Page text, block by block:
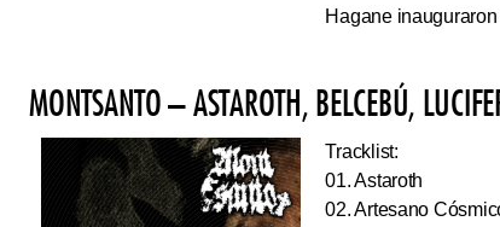
Hagane
MONTSANTO – ASTAROTH, BELCEBÚ,
Tracklist:
01. Astaroth
02. Artesano